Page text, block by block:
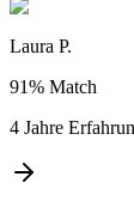
Laura P.
91% Match
4 Jahre